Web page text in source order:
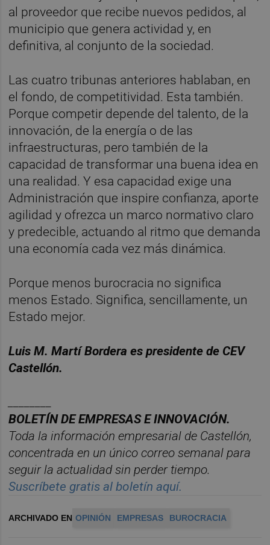
al proveedor que recibe nuevos pedidos, al
municipio que genera actividad y, en
definitiva, al conjunto de la sociedad.
Las cuatro tribunas anteriores hablaban, en
el fondo, de competitividad. Esta también.
Porque competir depende del talento, de la
innovación, de la energía o de las
infraestructuras, pero también de la
capacidad de transformar una buena idea en
una realidad. Y esa capacidad exige una
Administración que inspire confianza, aporte
agilidad y ofrezca un marco normativo claro
y predecible, actuando al ritmo que demanda
una economía cada vez más dinámica.
Porque menos burocracia no significa
menos Estado. Significa, sencillamente, un
Estado mejor.
Luis M. Martí Bordera es presidente de CEV
Castellón.
BOLETÍN DE EMPRESAS E INNOVACIÓN.
Toda la información empresarial de Castellón,
concentrada en un único correo semanal para
seguir la actualidad sin perder tiempo.
Suscríbete gratis alboletín aquí.
ARCHIVADO EN OPINIÓN EMPRESAS BUROCRACIA